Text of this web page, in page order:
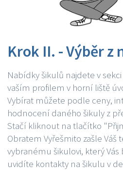
Krok II. - Výběr z
Nabídky šikulů najdete v
vaším profilem v horní liště
Vybírat můžete podle ceny,
hodnocení daného šikuly z
Stačí kliknout na tlačítko
Obratem Vyřešmito zašle Váš
vybranému šikulovi, který
uvidíte kontakty na šikulu v